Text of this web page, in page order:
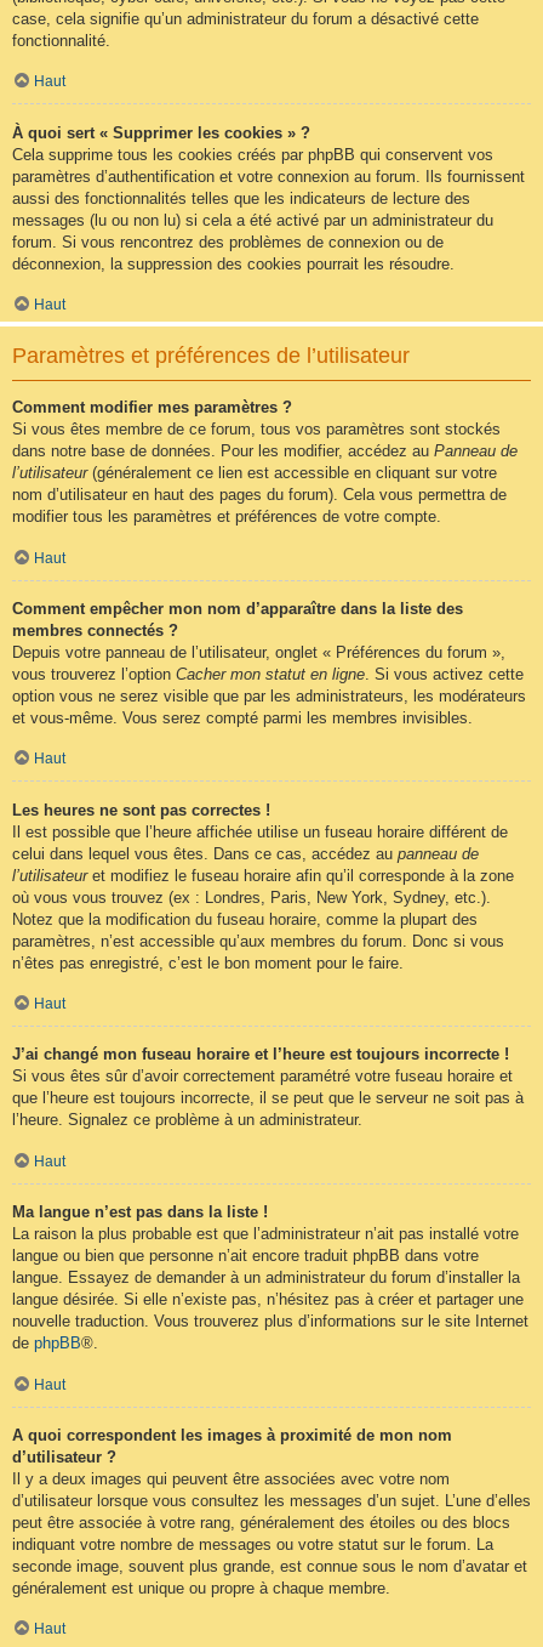
case, cela signifie qu’un administrateur du forum a désactivé cette
fonctionnalité.
Haut
À quoi sert « Supprimer les cookies » ?
Cela supprime tous les cookies créés par phpBB qui conservent vos
paramètres d’authentification et votre connexion au forum. Ils fournissent
aussi des fonctionnalités telles que les indicateurs de lecture des
messages (lu ou non lu) si cela a été activé par un administrateur du
forum. Si vous rencontrez des problèmes de connexion ou de
déconnexion, la suppression des cookies pourrait les résoudre.
Haut
Paramètres et préférences de l’utilisateur
Comment modifier mes paramètres ?
Si vous êtes membre de ce forum, tous vos paramètres sont stockés
dans notre base de données. Pour les modifier, accédez au Panneau de
l’utilisateur(généralement ce lien est accessible en cliquant sur votre
nom d’utilisateur en haut des pages du forum). Cela vous permettra de
modifier tous les paramètres et préférences de votre compte.
Haut
Comment empêcher mon nom d’apparaître dans la liste des
membres connectés ?
Depuis votre panneau de l’utilisateur, onglet « Préférences du forum »,
vous trouverez l’option Cacher mon statut en ligne . Si vous activez cette
option vous ne serez visible que par les administrateurs, les modérateurs
et vous-même. Vous serez compté parmi les membres invisibles.
Haut
Les heures ne sont pas correctes !
Il est possible que l’heure affichée utilise un fuseau horaire différent de
celui dans lequel vous êtes. Dans ce cas, accédez au panneau de
l’utilisateuret modifiez le fuseau horaire afin qu’il corresponde à la zone
où vous vous trouvez (ex : Londres, Paris, New York, Sydney, etc.).
Notez que la modification du fuseau horaire, comme la plupart des
paramètres, n’est accessible qu’aux membres du forum. Donc si vous
n’êtes pas enregistré, c’est le bon moment pour le faire.
Haut
J’ai changé mon fuseau horaire et l’heure est toujours incorrecte !
Si vous êtes sûr d’avoir correctement paramétré votre fuseau horaire et
que l’heure est toujours incorrecte, il se peut que le serveur ne soit pas à
l’heure. Signalez ce problème à un administrateur.
Haut
Ma langue n’est pas dans la liste !
La raison la plus probable est que l’administrateur n’ait pas installé votre
langue ou bien que personne n’ait encore traduit phpBB dans votre
langue. Essayez de demander à un administrateur du forum d’installer la
langue désirée. Si elle n’existe pas, n’hésitez pas à créer et partager une
nouvelle traduction. Vous trouverez plus d’informations sur le site Internet
de phpBB®.
Haut
A quoi correspondent les images à proximité de mon nom
d’utilisateur ?
Il y a deux images qui peuvent être associées avec votre nom
d’utilisateur lorsque vous consultez les messages d’un sujet. L’une d’elles
peut être associée à votre rang, généralement des étoiles ou des blocs
indiquant votre nombre de messages ou votre statut sur le forum. La
seconde image, souvent plus grande, est connue sous le nom d’avatar et
généralement est unique ou propre à chaque membre.
Haut